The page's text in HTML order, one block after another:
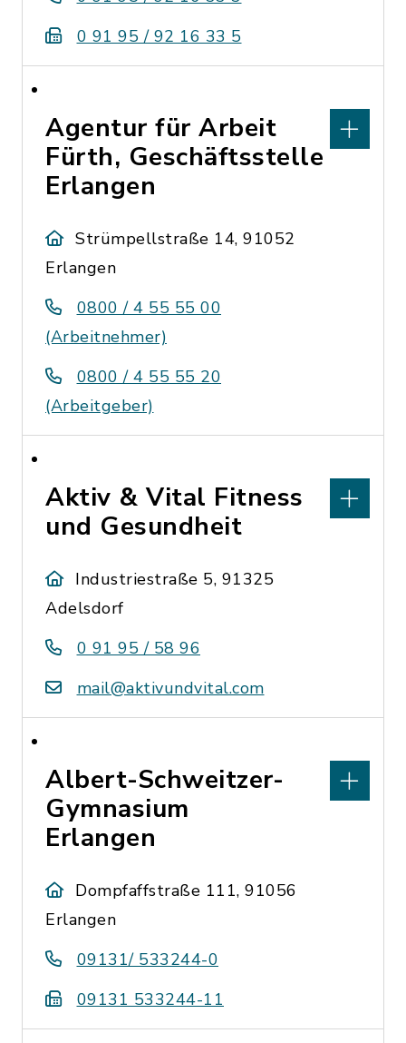
0 91 95 / 92 16 33 5
Agentur für Arbeit
Fürth, Geschäftsstelle
Erlangen
Strümpellstraße 14, 91052
Erlangen
0800 / 4 55 55 00
(Arbeitnehmer)
0800 / 4 55 55 20
(Arbeitgeber)
Aktiv & Vital Fitness
und Gesundheit
Industriestraße 5, 91325
Adelsdorf
0 91 95 / 58 96
mail@aktivundvital.com
Albert-Schweitzer-
Gymnasium
Erlangen
Dompfaffstraße 111, 91056
Erlangen
09131/ 533244-0
09131 533244-11